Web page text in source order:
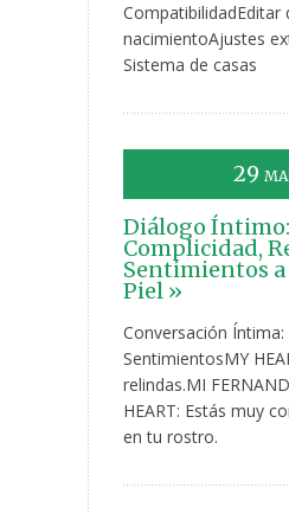
CompatibilidadEditar
nacimientoAjustes
Sistema de casas
29
Diálogo Íntimo:
Complicidad,
Sentimientos a
Piel »
Conversación
SentimientosMY
relindas.MI
HEART: Estás muy
en tu rostro.